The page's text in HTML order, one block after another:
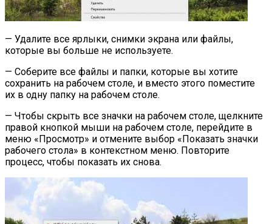
— Удалите все ярлыки, снимки экрана или файлы,
которые вы больше не используете.
— Соберите все файлы и папки, которые вы хотите
сохранить на рабочем столе, и вместо этого поместите
их в одну папку на рабочем столе.
— Чтобы скрыть все значки на рабочем столе, щелкните
правой кнопкой мыши на рабочем столе, перейдите в
меню «Просмотр» и отмените выбор «Показать значки
рабочего стола» в контекстном меню. Повторите
процесс, чтобы показать их снова.